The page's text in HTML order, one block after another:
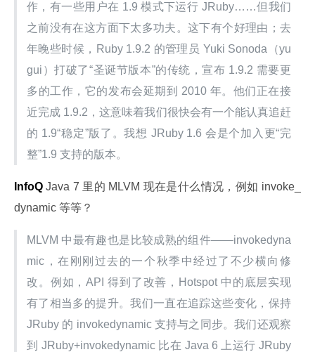
作，有一些用户在 1.9 模式下运行 JRuby……但我们
之前没有在这方面下太多功夫。这下有个好理由；去
年晚些时候，Ruby 1.9.2 的管理员 Yuki Sonoda（yu
gui）打破了“圣诞节版本”的传统，宣布 1.9.2 需要更
多的工作，它的发布会延期到 2010 年。他们正在接
近完成 1.9.2，这意味着我们很快会有一个能认真追赶
的 1.9“稳定”版了。我想 JRuby 1.6 会是个加入更“完
整”1.9 支持的版本。
InfoQ Java 7 里的 MLVM 现在是什么情况，例如 invoke_
dynamic 等等？
MLVM 中最有趣也是比较成熟的组件——invokedyna
mic，在刚刚过去的一个秋季中经过了不少横向修
改。例如，API 得到了改善，Hotspot 中的底层实现
有了相当多的提升。我们一直在追踪这些变化，保持
JRuby 的 invokedynamic 支持与之同步。我们还观察
到 JRuby+invokedynamic 比在 Java 6 上运行 JRuby